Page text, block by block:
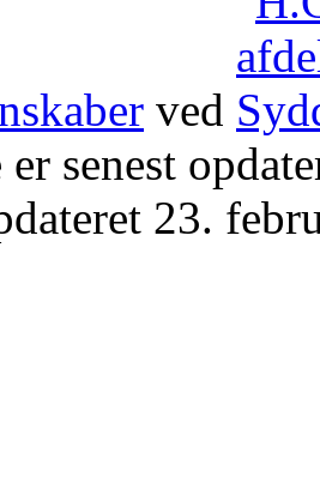
ved
er senest
23.